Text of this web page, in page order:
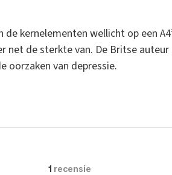
de kernelementen wellicht op een
net de sterkte van. De Britse
oorzaken van depressie.
1 recensie